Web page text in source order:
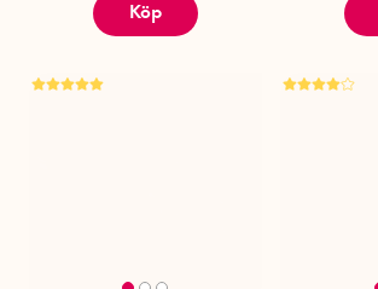
Köp